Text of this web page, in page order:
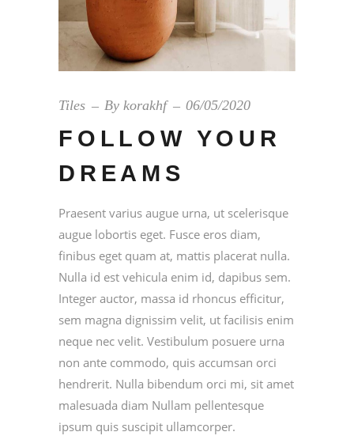
Tiles By korakhf 06/05/2020
FOLLOW YOUR
DREAMS
Praesent varius augue urna, ut scelerisque
augue lobortis eget. Fusce eros diam,
finibus eget quam at, mattis placerat nulla.
Nulla id est vehicula enim id, dapibus sem.
Integer auctor, massa id rhoncus efficitur,
sem magna dignissim velit, ut facilisis enim
neque nec velit. Vestibulum posuere urna
non ante commodo, quis accumsan orci
hendrerit. Nulla bibendum orci mi, sit amet
malesuada diam Nullam pellentesque
ipsum quis suscipit ullamcorper.